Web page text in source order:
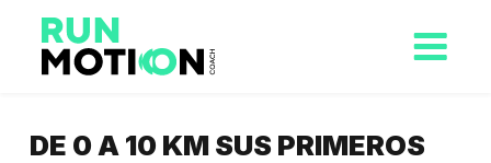
DE 0 A 10 KM SUS PRIMEROS